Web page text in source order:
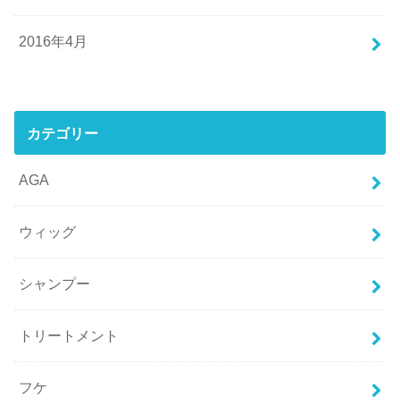
2016年4月
カテゴリー
AGA
ウィッグ
シャンプー
トリートメント
フケ